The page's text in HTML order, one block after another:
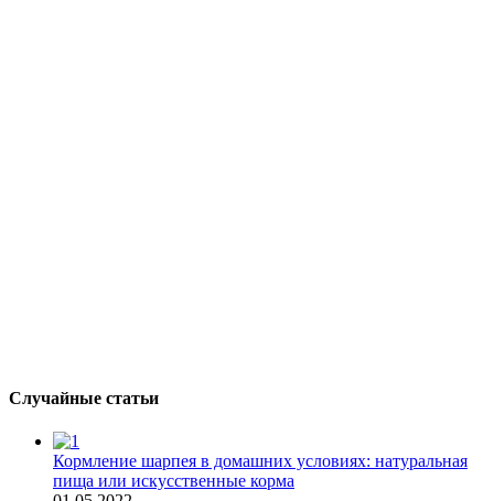
Случайные статьи
Кормление шарпея в домашних условиях: натуральная
пища или искусственные корма